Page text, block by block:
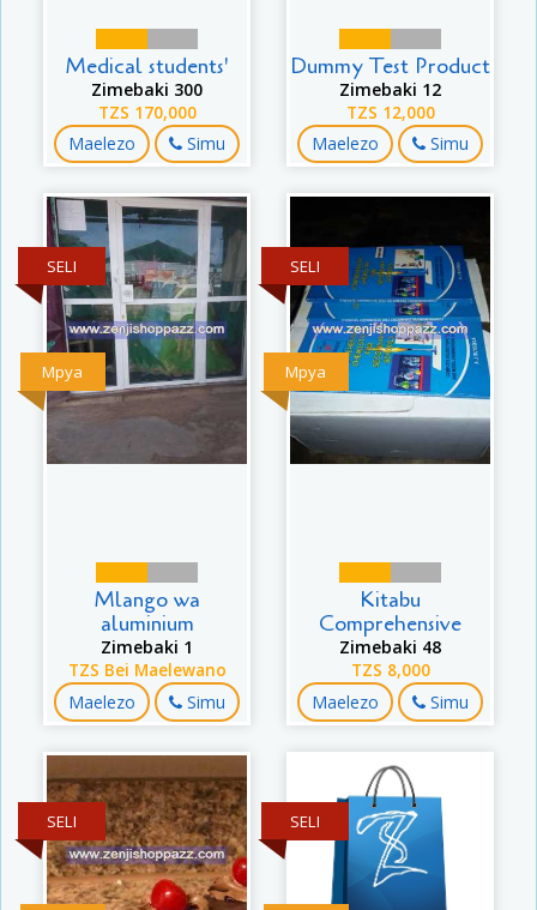
Medical students'
Zimebaki 300
TZS 170,000
Maelezo Simu
Dummy Test Product
Zimebaki 12
TZS 12,000
Maelezo Simu
Mpya
SELI
Mlango wa
aluminium
Zimebaki 1
TZS Bei Maelewano
Maelezo Simu
Mpya
SELI
Kitabu
Comprehensive
Zimebaki 48
TZS 8,000
Maelezo Simu
SELI SELI